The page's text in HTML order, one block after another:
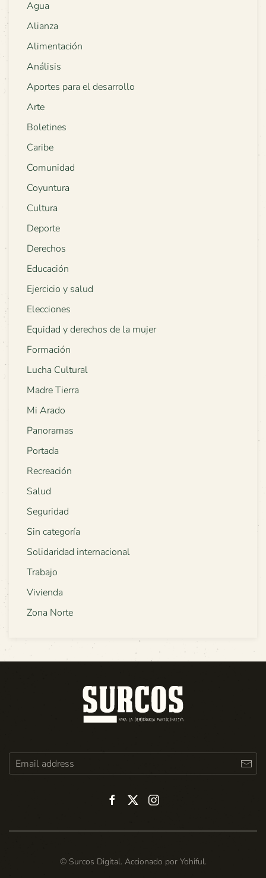
Agua
Alianza
Alimentación
Análisis
Aportes para el desarrollo
Arte
Boletines
Caribe
Comunidad
Coyuntura
Cultura
Deporte
Derechos
Educación
Ejercicio y salud
Elecciones
Equidad y derechos de la mujer
Formación
Lucha Cultural
Madre Tierra
Mi Arado
Panoramas
Portada
Recreación
Salud
Seguridad
Sin categoría
Solidaridad internacional
Trabajo
Vivienda
Zona Norte
© Surcos Digital. Accionado por Yohiful.